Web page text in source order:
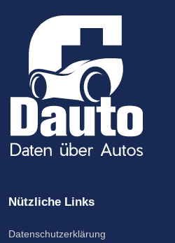
Nützliche Links
Datenschutzerklärung